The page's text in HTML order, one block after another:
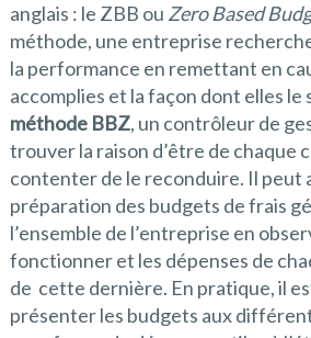
anglais : le ZBB ou Zero Based
méthode, une entreprise
la performance en remettant en
accomplies et la façon dont elles le
méthode BBZ, un contrôleur de
trouver la raison d’être de chaque
contenter de le reconduire. Il peut
préparation des budgets de frais
l’ensemble de l’entreprise en
fonctionner et les dépenses de
de cette dernière. En pratique, il
présenter les budgets aux